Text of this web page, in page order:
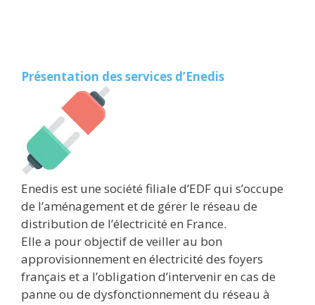
Présentation des services d’Enedis
Enedis est une société filiale d’EDF qui s’occupe
de l’aménagement et de gérer le réseau de
distribution de l’électricité en France.
Elle a pour objectif de veiller au bon
approvisionnement en électricité des foyers
français et a l’obligation d’intervenir en cas de
panne ou de dysfonctionnement du réseau à